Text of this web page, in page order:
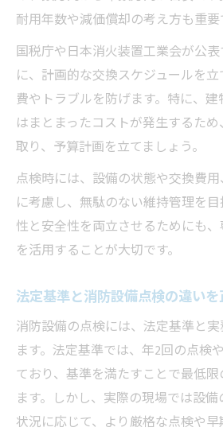
耐用年数や減価償却の考え方も重要
国税庁や日本消火装置工業会が公
に、計画的な交換スケジュールを
費やトラブルを防げます。特に、
はまとまったコストが発生するた
取り、予算計画を立てましょう。
点検時には、設備の状態や交換費
に考慮し、無駄のない維持管理を
性と安全性を両立させるためにも
を活用することが大切です。
法定基準と消防設備点検の違い
消防設備の点検には、法定基準と
ます。法定基準では、年2回の点検
ており、基準を満たすことで最低
ます。しかし、実際の現場では設
状況に応じて、より厳格な点検や